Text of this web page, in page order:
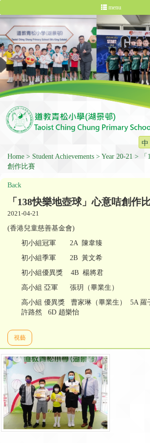
menu
中
Home Student Achievements Year 20-21
創作比賽
Back
「138快樂地壺球」心意咭創作
2021-04-21
(香港兒童慈善基金會)
初小組冠軍 2A 陳韋臻
初小組季軍 2B 黃文希
初小組優異獎 4B 楊將君
高小組 亞軍 張玥（畢業生）
高小組 優異獎 曹家琳（畢業生） 5A
許路然 6D 趙樂怡
視藝